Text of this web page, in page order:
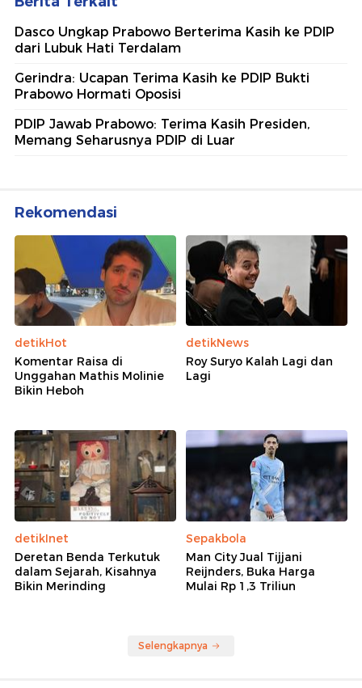
Dasco Ungkap Prabowo Berterima Kasih ke PDIP
dari Lubuk Hati Terdalam
Gerindra: Ucapan Terima Kasih ke PDIP Bukti
Prabowo Hormati Oposisi
PDIP Jawab Prabowo: Terima Kasih Presiden,
Memang Seharusnya PDIP di Luar
Rekomendasi
detikHot
Komentar Raisa di
Unggahan Mathis Molinie
Bikin Heboh
detikNews
Roy Suryo Kalah Lagi dan
Lagi
detikInet
Deretan Benda Terkutuk
dalam Sejarah, Kisahnya
Bikin Merinding
Sepakbola
Man City Jual Tijjani
Reijnders, Buka Harga
Mulai Rp 1,3 Triliun
Selengkapnya